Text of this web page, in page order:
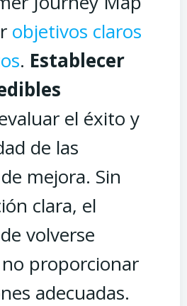
objetivos claros
. Establecer
el éxito y
de las
mejora. Sin
clara, el
volverse
proporcionar
adecuadas.